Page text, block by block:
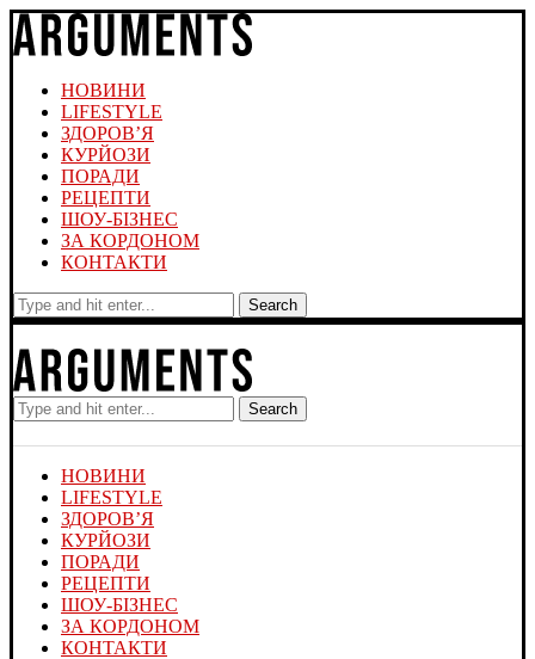
НОВИНИ
LIFESTYLE
ЗДОРОВ’Я
КУРЙОЗИ
ПОРАДИ
РЕЦЕПТИ
ШОУ-БІЗНЕС
ЗА КОРДОНОМ
КОНТАКТИ
Search
Search
НОВИНИ
LIFESTYLE
ЗДОРОВ’Я
КУРЙОЗИ
ПОРАДИ
РЕЦЕПТИ
ШОУ-БІЗНЕС
ЗА КОРДОНОМ
КОНТАКТИ